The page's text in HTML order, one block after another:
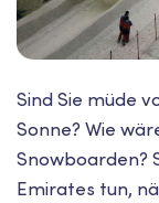
Sind Sie müde
Sonne? Wie
Snowboarden?
Emirates tun,